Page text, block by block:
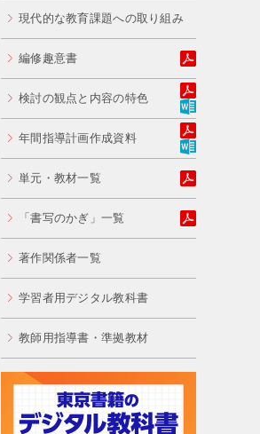
現代的な教育課題への取り組み
編修趣意書
検討の観点と内容の特色
年間指導計画作成資料
単元・教材一覧
「書写のかぎ」一覧
著作関係者一覧
学習者用デジタル教科書
教師用指導書・準拠教材